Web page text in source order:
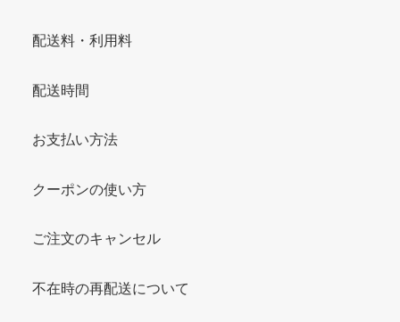
配送料・利用料
配送時間
お支払い方法
クーポンの使い方
ご注文のキャンセル
不在時の再配送について